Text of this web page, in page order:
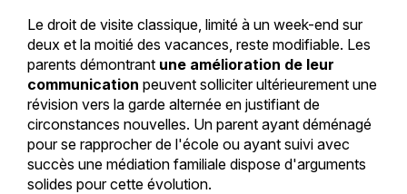
Le droit de visite classique, limité à un week-end sur
deux et la moitié des vacances, reste modifiable. Les
parents démontrant une amélioration de leur
communication peuvent solliciter ultérieurement une
révision vers la garde alternée en justifiant de
circonstances nouvelles. Un parent ayant déménagé
pour se rapprocher de l'école ou ayant suivi avec
succès une médiation familiale dispose d'arguments
solides pour cette évolution.